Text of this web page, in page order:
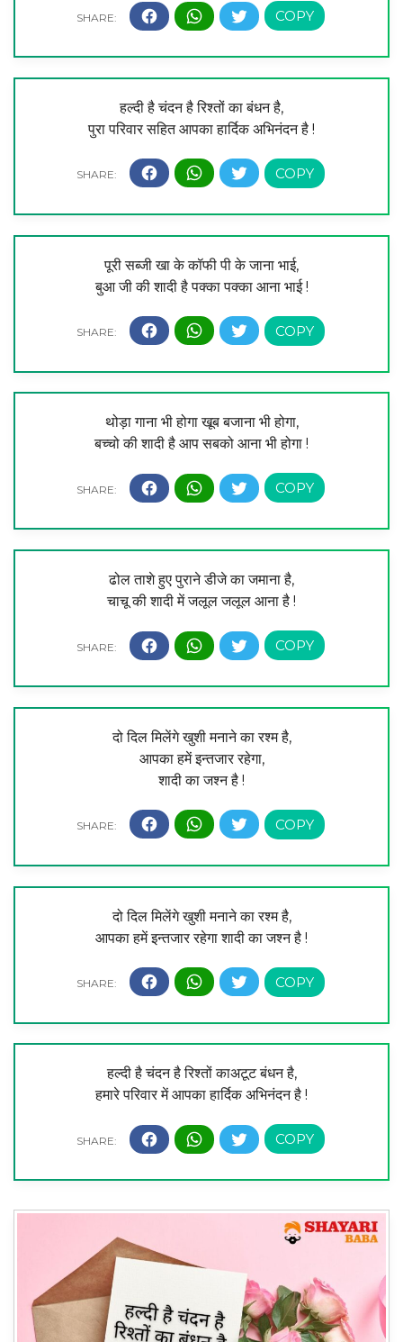
हल्दी है चंदन है रिश्तों का बंधन है,
पुरा परिवार सहित आपका हार्दिक अभिनंदन है !
पूरी सब्जी खा के कॉफी पी के जाना भाई,
बुआ जी की शादी है पक्का पक्का आना भाई !
थोड़ा गाना भी होगा खूब बजाना भी होगा,
बच्चो की शादी है आप सबको आना भी होगा !
ढोल ताशे हुए पुराने डीजे का जमाना है,
चाचू की शादी में जलूल जलूल आना है !
दो दिल मिलेंगे खुशी मनाने का रश्म है,
आपका हमें इन्तजार रहेगा,
शादी का जश्न है !
दो दिल मिलेंगे खुशी मनाने का रश्म है,
आपका हमें इन्तजार रहेगा शादी का जश्न है !
हल्दी है चंदन है रिश्तों काअटूट बंधन है,
हमारे परिवार में आपका हार्दिक अभिनंदन है !